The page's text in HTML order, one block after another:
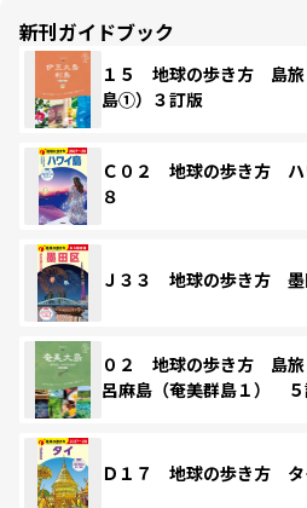
新刊ガイドブック
１５ 地球の歩き方 島
島①）３訂版
Ｃ０２ 地球の歩き方 ハ
８
Ｊ３３ 地球の歩き方 墨
０２ 地球の歩き方 島
呂麻島（奄美群島１） ５
Ｄ１７ 地球の歩き方